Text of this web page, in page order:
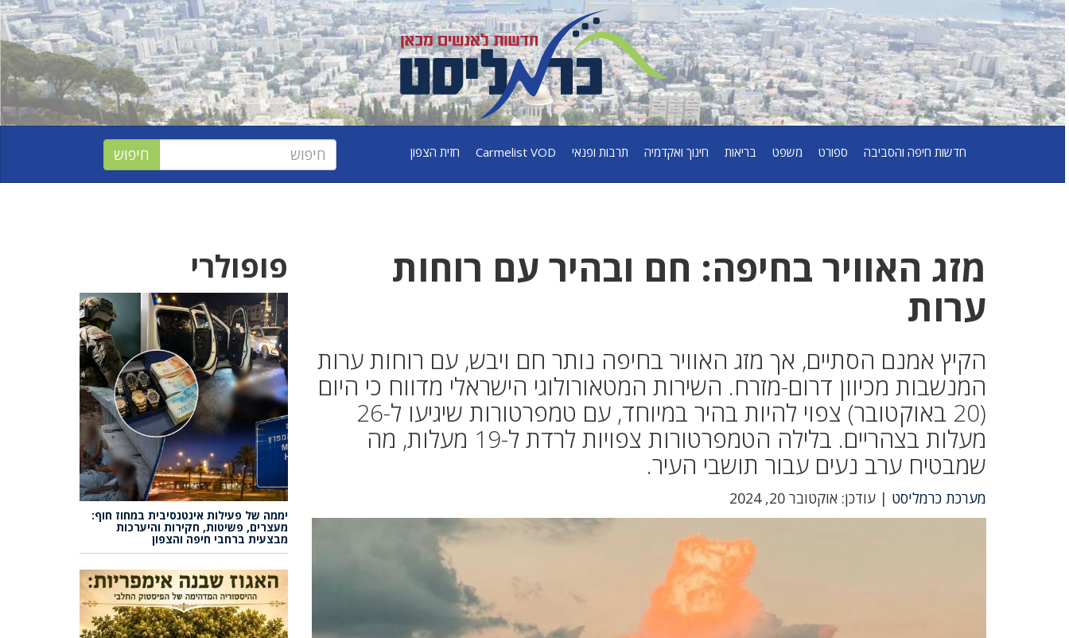
חדשות חיפה והסביבה ספורט משפט בריאות חינוך ואקדמיה תרבות ופנאי Carmelist VOD חזית הצפון
מזג האוויר בחיפה: חם ובהיר עם רוחות
ערות
הקיץ אמנם הסתיים, אך מזג האוויר בחיפה נותר חם ויבש, עם רוחות ערות
המנשבות מכיוון דרום-מזרח. השירות המטאורולוגי הישראלי מדווח כי היום
(20 באוקטובר) צפוי להיות בהיר במיוחד, עם טמפרטורות שיגיעו ל-26
מעלות בצהריים. בלילה הטמפרטורות צפויות לרדת ל-19 מעלות, מה
שמבטיח ערב נעים עבור תושבי העיר.
מערכת כרמליסט | עודכן: אוקטובר 20, 2024
פופולרי
יממה של פעילות אינטנסיבית במחוז חוף:
מעצרים, פשיטות, חקירות והיערכות
מבצעית ברחבי חיפה והצפון